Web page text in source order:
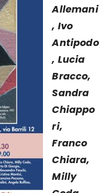
Allemani
, Ivo
Antipodo
, Lucia
Bracco,
Sandra
Chiappo
ri,
Franco
Chiara,
Milly